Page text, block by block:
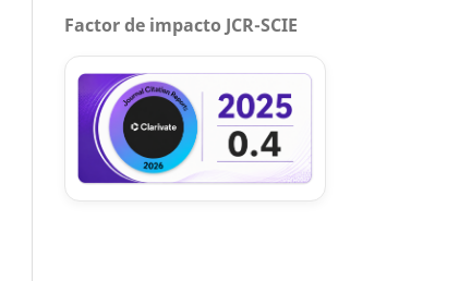
Factor de impacto JCR-SCIE